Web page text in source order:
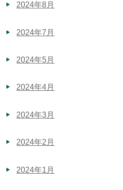
2024年8月
2024年7月
2024年5月
2024年4月
2024年3月
2024年2月
2024年1月